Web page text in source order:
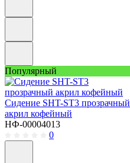
Популярный
Сидение SHT-ST3 прозрачный
акрил кофейный
НФ-00004013
0